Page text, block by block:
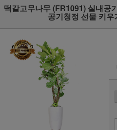
떡갈고무나무 (FR1091) 실내공
공기청정 선물 키